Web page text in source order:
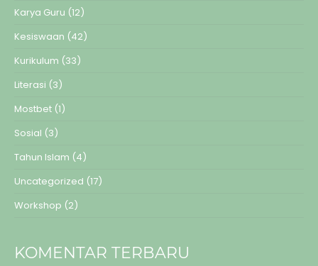
Karya Guru (12)
Kesiswaan (42)
Kurikulum (33)
Literasi (3)
Mostbet (1)
Sosial (3)
Tahun Islam (4)
Uncategorized (17)
Workshop (2)
KOMENTAR TERBARU